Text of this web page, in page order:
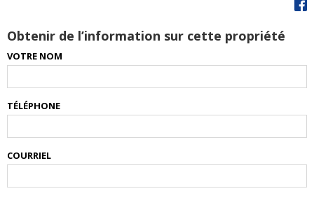
Obtenir de l’information sur cette propriété
VOTRE NOM
TÉLÉPHONE
COURRIEL